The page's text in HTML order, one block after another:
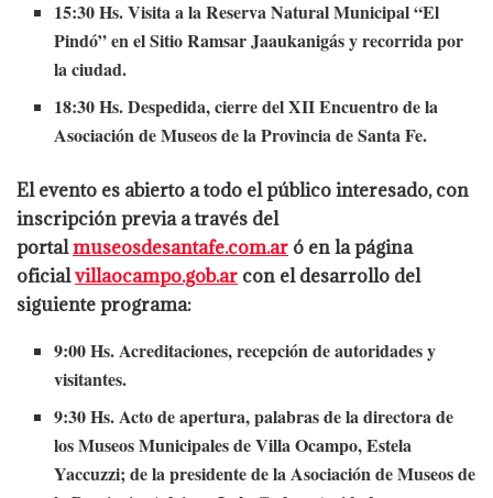
15:30 Hs. Visita a la Reserva Natural Municipal “El
Pindó” en el Sitio Ramsar Jaaukanigás y recorrida por
la ciudad.
18:30 Hs. Despedida, cierre del XII Encuentro de la
Asociación de Museos de la Provincia de Santa Fe.
El evento es abierto a todo el público interesado, con
inscripción previa a través del
portalmuseosdesantafe.com.ar ó en la página
oficialvillaocampo.gob.ar con el desarrollo del
siguiente programa:
9:00 Hs. Acreditaciones, recepción de autoridades y
visitantes.
9:30 Hs. Acto de apertura, palabras de la directora de
los Museos Municipales de Villa Ocampo, Estela
Yaccuzzi; de la presidente de la Asociación de Museos de